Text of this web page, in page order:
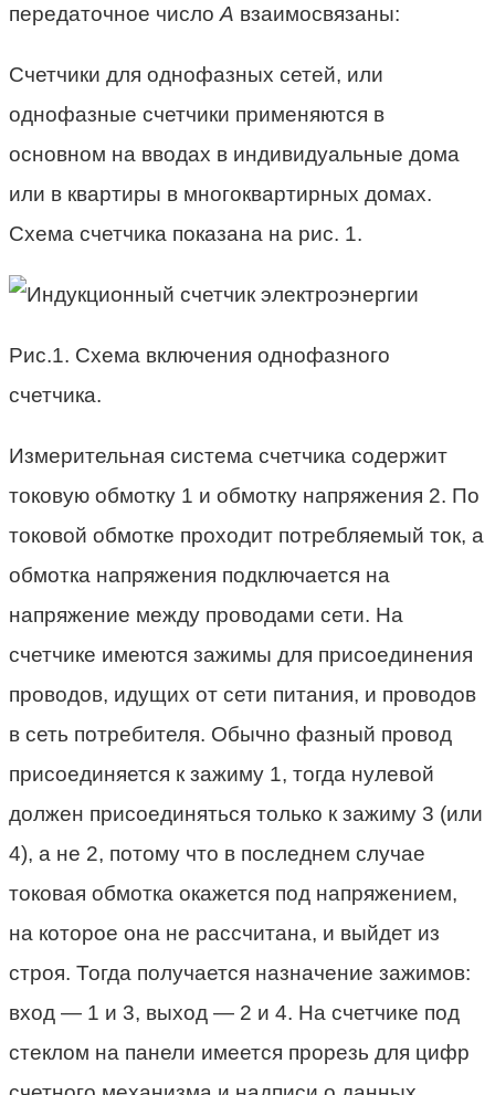
передаточное число А взаимосвязаны:
Счетчики для однофазных сетей, или
однофазные счетчики применяются в
основном на вводах в индивидуальные дома
или в квартиры в многоквартирных домах.
Схема счетчика показана на рис. 1.
Рис.1. Схема включения однофазного
счетчика.
Измерительная система счетчика содержит
токовую обмотку 1 и обмотку напряжения 2. По
токовой обмотке проходит потребляемый ток, а
обмотка напряжения подключается на
напряжение между проводами сети. На
счетчике имеются зажимы для присоединения
проводов, идущих от сети питания, и проводов
в сеть потребителя. Обычно фазный провод
присоединяется к зажиму 1, тогда нулевой
должен присоединяться только к зажиму 3 (или
4), а не 2, потому что в последнем случае
токовая обмотка окажется под напряжением,
на которое она не рассчитана, и выйдет из
строя. Тогда получается назначение зажимов:
вход — 1 и 3, выход — 2 и 4. На счетчике под
стеклом на панели имеется прорезь для цифр